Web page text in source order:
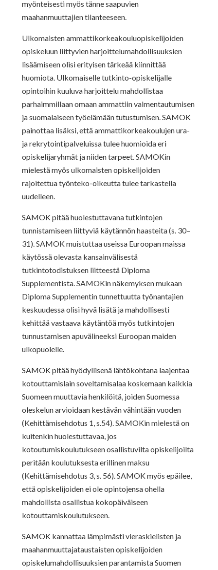
myönteisesti myös tänne saapuvien
maahanmuuttajien tilanteeseen.
Ulkomaisten ammattikorkeakouluopiskelijoiden
opiskeluun liittyvien harjoittelumahdollisuuksien
lisäämiseen olisi erityisen tärkeää kiinnittää
huomiota. Ulkomaiselle tutkinto-opiskelijalle
opintoihin kuuluva harjoittelu mahdollistaa
parhaimmillaan omaan ammattiin valmentautumisen
ja suomalaiseen työelämään tutustumisen. SAMOK
painottaa lisäksi, että ammattikorkeakoulujen ura-
ja rekrytointipalveluissa tulee huomioida eri
opiskelijaryhmät ja niiden tarpeet. SAMOKin
mielestä myös ulkomaisten opiskelijoiden
rajoitettua työnteko-oikeutta tulee tarkastella
uudelleen.
SAMOK pitää huolestuttavana tutkintojen
tunnistamiseen liittyviä käytännön haasteita (s. 30–
31). SAMOK muistuttaa useissa Euroopan maissa
käytössä olevasta kansainvälisestä
tutkintotodistuksen liitteestä Diploma
Supplementista. SAMOKin näkemyksen mukaan
Diploma Supplementin tunnettuutta työnantajien
keskuudessa olisi hyvä lisätä ja mahdollisesti
kehittää vastaava käytäntöä myös tutkintojen
tunnustamisen apuvälineeksi Euroopan maiden
ulkopuolelle.
SAMOK pitää hyödyllisenä lähtökohtana laajentaa
kotouttamislain soveltamisalaa koskemaan kaikkia
Suomeen muuttavia henkilöitä, joiden Suomessa
oleskelun arvioidaan kestävän vähintään vuoden
(Kehittämisehdotus 1, s.54). SAMOKin mielestä on
kuitenkin huolestuttavaa, jos
kotoutumiskoulutukseen osallistuvilta opiskelijoilta
peritään koulutuksesta erillinen maksu
(Kehittämisehdotus 3, s. 56). SAMOK myös epäilee,
että opiskelijoiden ei ole opintojensa ohella
mahdollista osallistua kokopäiväiseen
kotouttamiskoulutukseen.
SAMOK kannattaa lämpimästi vieraskielisten ja
maahanmuuttajataustaisten opiskelijoiden
opiskelumahdollisuuksien parantamista Suomen